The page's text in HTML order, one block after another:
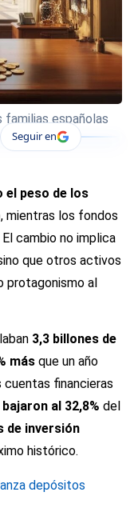
españolas
Seguir en
el peso de los
, mientras los fondos
cambio no implica
que otros activos
protagonismo al
3,3 billones de
más que un año
cuentas financieras
al 32,8% del
de inversión
histórico.
depósitos